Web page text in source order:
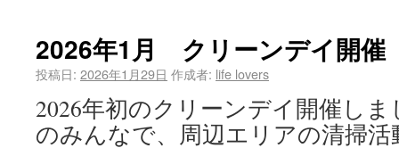
2026年1月 クリーンデイ開催
投稿日: 2026年1月29日 作成者: life lovers
2026年初のクリーンデイ開催し
のみんなで、周辺エリアの清掃